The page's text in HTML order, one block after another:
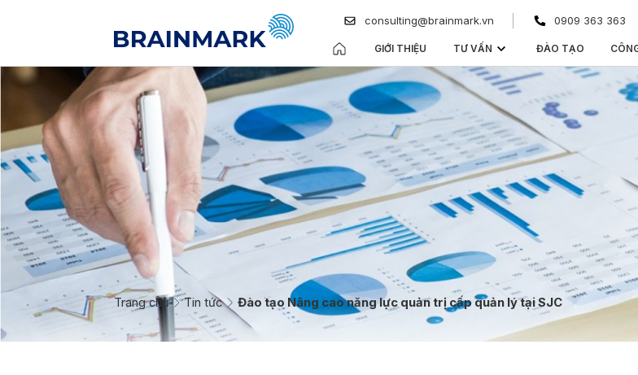
consulting@brainmark.vn 0909 363 363
GIỚI THIỆU TƯ VẤN ĐÀO TẠO
Trang chủ Tin tức Đào tạo Nâng cao năng lực quản trị cấp quản lý tại SJC